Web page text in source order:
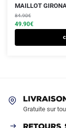
MAILLOT
84.90€
Le
prix
initial
était :
49.90€
Le
prix
actuel
est :
Ce
produit
a
être
choisies
sur
Gratuite sur